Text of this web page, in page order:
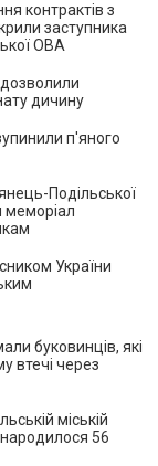
контрактів з
заступника
ОВА
дичину
п'яного
Подільської
меморіал
України
буковинців, які
втечі через
міській
народилося 56